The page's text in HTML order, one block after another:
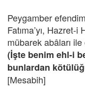
Peygamber
Fatıma’yı, Hazret-
mübarek abâları
(İşte benim ehl-i
bunlardan
[Mesabih]